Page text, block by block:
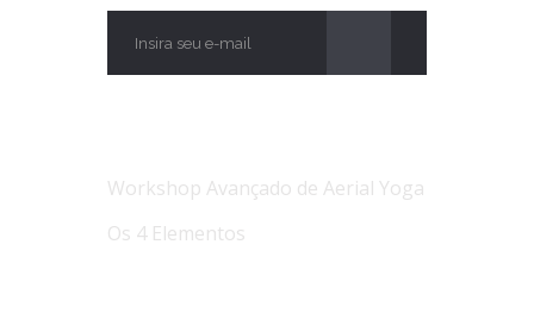
Workshop Avançado de Aerial Yoga
Os 4 Elementos